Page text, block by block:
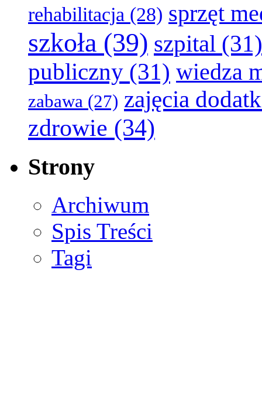
rehabilitacja (28) sprzęt
szkoła (39) szpital (31)
publiczny (31) wiedza
zabawa (27) zajęcia
zdrowie (34)
Strony
Archiwum
Spis Treści
Tagi